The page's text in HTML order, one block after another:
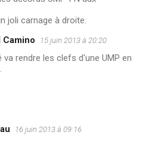
joli carnage à droite.
Camino 15 juin 2013 à 20:20
va rendre les clefs d'une UMP en
16 juin 2013 à 09:16